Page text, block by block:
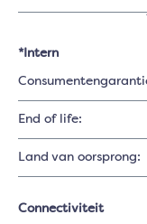
*Intern
End of life:
Land van oorsprong:
Connectiviteit